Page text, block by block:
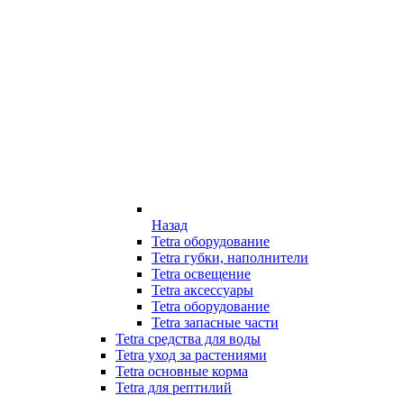
Назад
Tetra оборудование
Tetra губки, наполнители
Tetra освещение
Tetra аксессуары
Tetra оборудование
Tetra запасные части
Tetra средства для воды
Tetra уход за растениями
Tetra основные корма
Tetra для рептилий